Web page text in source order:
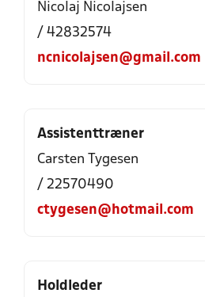
Nicolaj Nicolajsen
/ 42832574
ncnicolajsen@gmail.com
Assistenttræner
Carsten Tygesen
/ 22570490
ctygesen@hotmail.com
Holdleder